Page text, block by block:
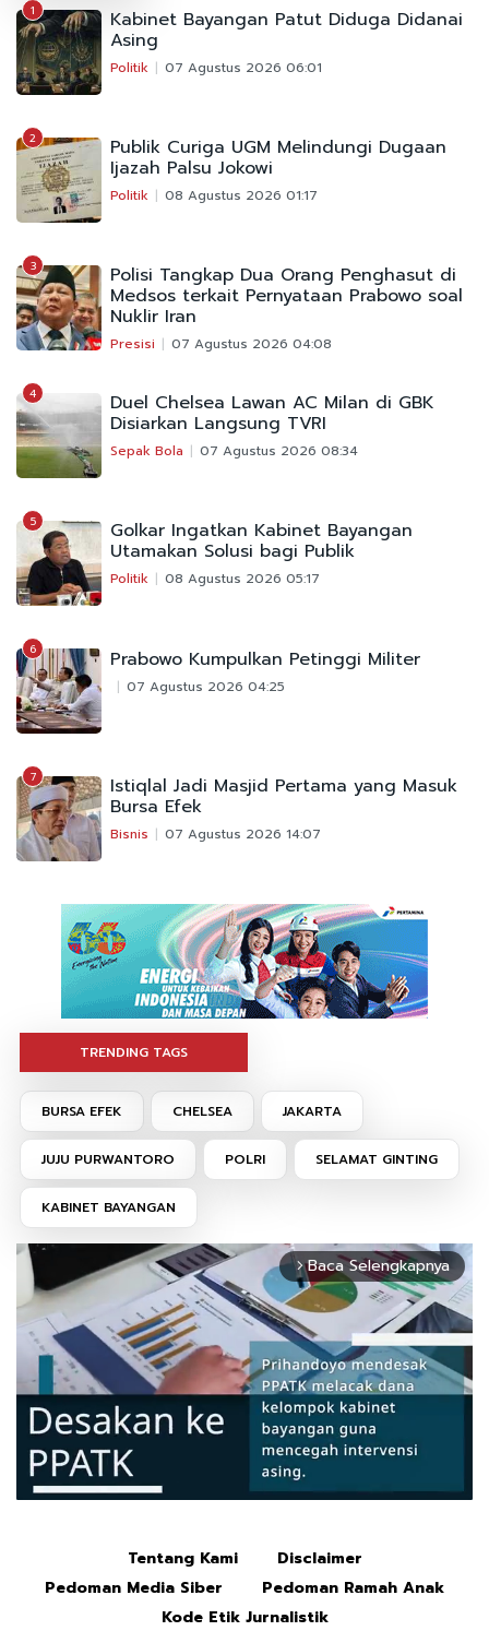
1 Kabinet Bayangan Patut Diduga Didanai
Asing
Politik 07 Agustus 2026 06:01
2 Publik Curiga UGM Melindungi Dugaan
Ijazah Palsu Jokowi
Politik 08 Agustus 2026 01:17
3 Polisi Tangkap Dua Orang Penghasut di
Medsos terkait Pernyataan Prabowo soal
Nuklir Iran
Presisi 07 Agustus 2026 04:08
4 Duel Chelsea Lawan AC Milan di GBK
Disiarkan Langsung TVRI
Sepak Bola 07 Agustus 2026 08:34
5 Golkar Ingatkan Kabinet Bayangan
Utamakan Solusi bagi Publik
Politik 08 Agustus 2026 05:17
6 Prabowo Kumpulkan Petinggi Militer
07 Agustus 2026 04:25
7 Istiqlal Jadi Masjid Pertama yang Masuk
Bursa Efek
Bisnis 07 Agustus 2026 14:07
TRENDING TAGS
BURSA EFEK CHELSEA JAKARTA
JUJU PURWANTORO POLRI SELAMAT GINTING
KABINET BAYANGAN
arrow_forward_ios Baca Selengkapnya
Tentang Kami
Disclaimer
Pedoman Media Siber
Pedoman Ramah Anak
Kode Etik Jurnalistik